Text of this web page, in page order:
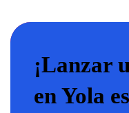
¡Lanzar
en Yola